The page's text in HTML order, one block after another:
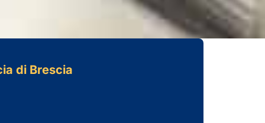
di Brescia